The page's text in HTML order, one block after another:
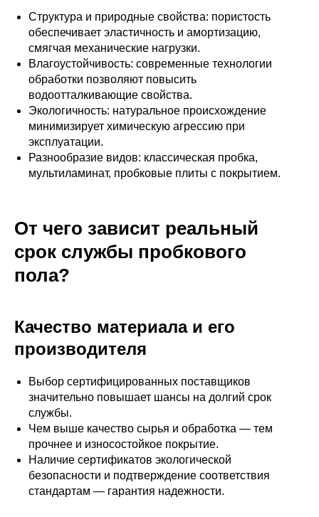
Структура и природные свойства: пористость
обеспечивает эластичность и амортизацию,
смягчая механические нагрузки.
Влагоустойчивость: современные технологии
обработки позволяют повысить
водоотталкивающие свойства.
Экологичность: натуральное происхождение
минимизирует химическую агрессию при
эксплуатации.
Разнообразие видов: классическая пробка,
мультиламинат, пробковые плиты с покрытием.
От чего зависит реальный
срок службы пробкового
пола?
Качество материала и его
производителя
Выбор сертифицированных поставщиков
значительно повышает шансы на долгий срок
службы.
Чем выше качество сырья и обработка — тем
прочнее и износостойкое покрытие.
Наличие сертификатов экологической
безопасности и подтверждение соответствия
стандартам — гарантия надежности.